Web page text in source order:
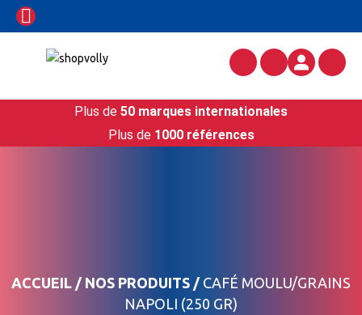
Plus de 50 marques internationales
Plus de 1000 références
ACCUEIL / NOS PRODUITS / CAFÉ MOULU/GRAINS
NAPOLI (250 GR)